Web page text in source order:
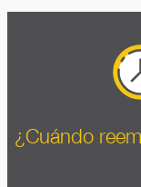
¿Cuándo